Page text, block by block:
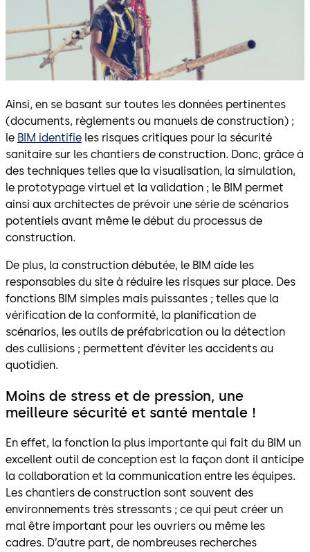
Ainsi, en se basant sur toutes les données pertinentes
(documents, règlements ou manuels de construction) ;
le BIM identifie les risques critiques pour la sécurité
sanitaire sur les chantiers de construction. Donc, grâce à
des techniques telles que la visualisation, la simulation,
le prototypage virtuel et la validation ; le BIM permet
ainsi aux architectes de prévoir une série de scénarios
potentiels avant même le début du processus de
construction.
De plus, la construction débutée, le BIM aide les
responsables du site à réduire les risques sur place. Des
fonctions BIM simples mais puissantes ; telles que la
vérification de la conformité, la planification de
scénarios, les outils de préfabrication ou la détection
des cullisions ; permettent d’éviter les accidents au
quotidien.
Moins de stress et de pression, une
meilleure sécurité et santé mentale !
En effet, la fonction la plus importante qui fait du BIM un
excellent outil de conception est la façon dont il anticipe
la collaboration et la communication entre les équipes.
Les chantiers de construction sont souvent des
environnements très stressants ; ce qui peut créer un
mal être important pour les ouvriers ou même les
cadres. D’autre part, de nombreuses recherches